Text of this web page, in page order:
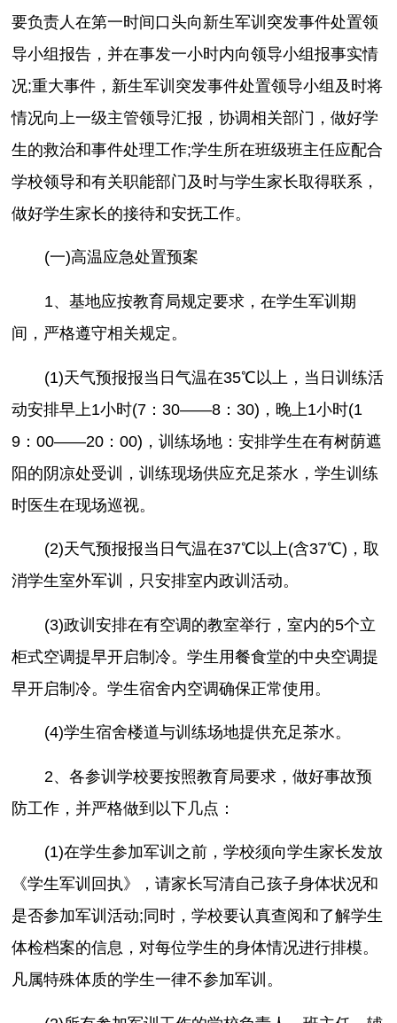
要负责人在第一时间口头向新生军训突发事件处置领
导小组报告，并在事发一小时内向领导小组报事实情
况;重大事件，新生军训突发事件处置领导小组及时将
情况向上一级主管领导汇报，协调相关部门，做好学
生的救治和事件处理工作;学生所在班级班主任应配合
学校领导和有关职能部门及时与学生家长取得联系，
做好学生家长的接待和安抚工作。
(一)高温应急处置预案
1、基地应按教育局规定要求，在学生军训期
间，严格遵守相关规定。
(1)天气预报报当日气温在35℃以上，当日训练活
动安排早上1小时(7：30——8：30)，晚上1小时(1
9：00——20：00)，训练场地：安排学生在有树荫遮
阳的阴凉处受训，训练现场供应充足茶水，学生训练
时医生在现场巡视。
(2)天气预报报当日气温在37℃以上(含37℃)，取
消学生室外军训，只安排室内政训活动。
(3)政训安排在有空调的教室举行，室内的5个立
柜式空调提早开启制冷。学生用餐食堂的中央空调提
早开启制冷。学生宿舍内空调确保正常使用。
(4)学生宿舍楼道与训练场地提供充足茶水。
2、各参训学校要按照教育局要求，做好事故预
防工作，并严格做到以下几点：
(1)在学生参加军训之前，学校须向学生家长发放
《学生军训回执》，请家长写清自己孩子身体状况和
是否参加军训活动;同时，学校要认真查阅和了解学生
体检档案的信息，对每位学生的身体情况进行排模。
凡属特殊体质的学生一律不参加军训。